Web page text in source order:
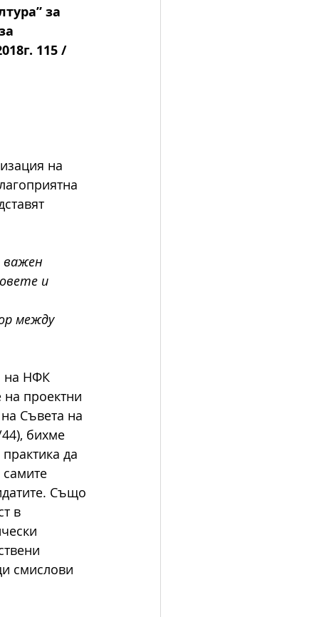
за
115 /
на
важен
и
между
на НФК
на проектни
Съвета на
бихме
да
Също
в
смислови